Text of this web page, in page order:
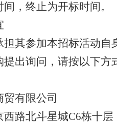
，终止为开标时间。
其参加本招标活动自
出询问，请按以下方
有限公司
路北斗星城C6栋十层